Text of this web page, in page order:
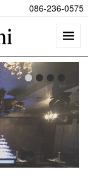
086-236-0575